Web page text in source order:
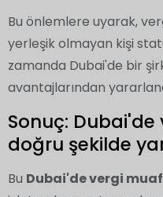
Bu önlemlere uyarak,
yerleşik olmayan kişi
zamanda Dubai'de bir
avantajlarından
Sonuç:
doğru şekilde
Bu Dubai'de vergi